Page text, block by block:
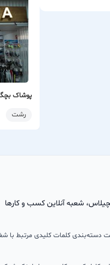
پوشاک
رشت
شعبه آنلاین کسب و کارها
در 8 لیست دسته‌بندی کلمات کلیدی